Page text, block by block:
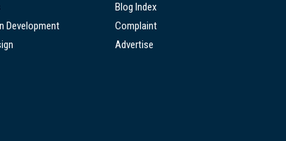
Development
Blog Index
Complaint
Advertise